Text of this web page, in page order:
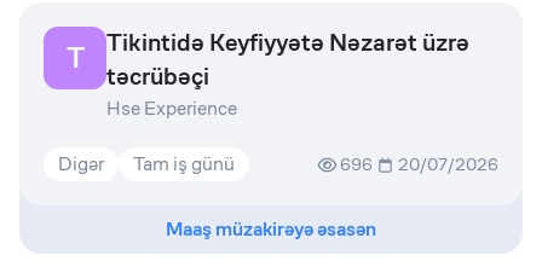
T
Tikintidə Keyfiyyətə Nəzarət üzrə
təcrübəçi
Hse Experience
Digər Tam iş günü 696 20/07/2026
Maaş müzakirəyə əsasən